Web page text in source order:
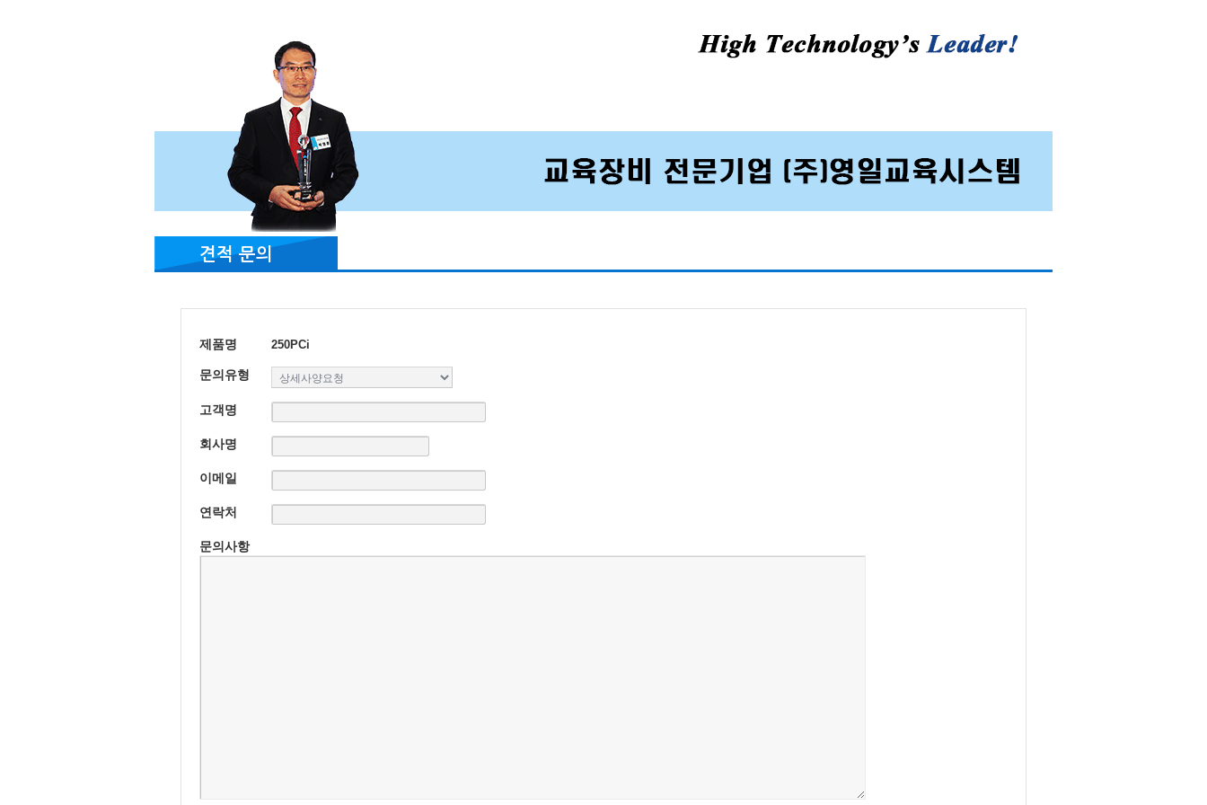
견적 문의
제품명 250PCi
문의유형
고객명
회사명
이메일
연락처
문의사항